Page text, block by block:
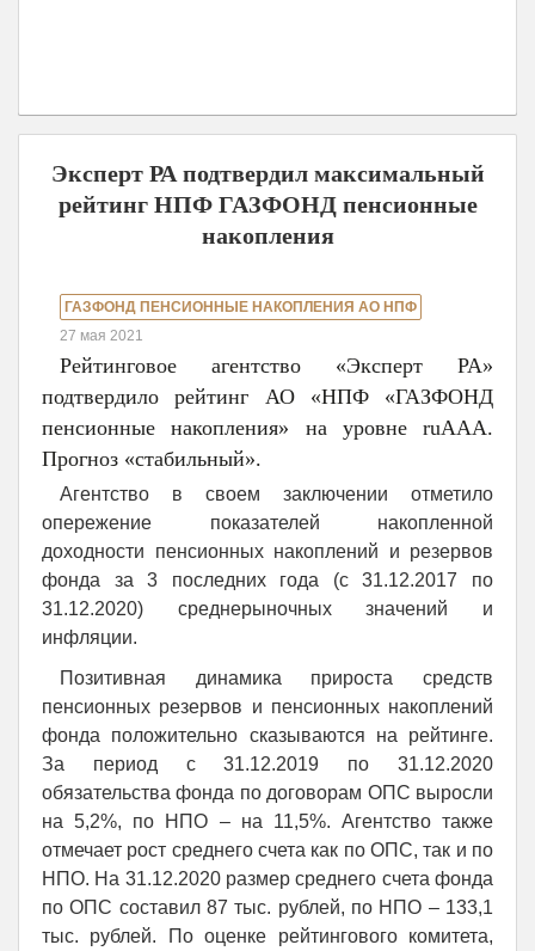
Эксперт РА подтвердил максимальный
рейтинг НПФ ГАЗФОНД пенсионные
накопления
ГАЗФОНД ПЕНСИОННЫЕ НАКОПЛЕНИЯ АО НПФ
27 мая 2021
Рейтинговое агентство «Эксперт РА»
подтвердило рейтинг АО «НПФ «ГАЗФОНД
пенсионные накопления» на уровне ruААА.
Прогноз «стабильный».
Агентство в своем заключении отметило
опережение показателей накопленной
доходности пенсионных накоплений и резервов
фонда за 3 последних года (с 31.12.2017 по
31.12.2020) среднерыночных значений и
инфляции.
Позитивная динамика прироста средств
пенсионных резервов и пенсионных накоплений
фонда положительно сказываются на рейтинге.
За период с 31.12.2019 по 31.12.2020
обязательства фонда по договорам ОПС выросли
на 5,2%, по НПО – на 11,5%. Агентство также
отмечает рост среднего счета как по ОПС, так и по
НПО. На 31.12.2020 размер среднего счета фонда
по ОПС составил 87 тыс. рублей, по НПО – 133,1
тыс. рублей. По оценке рейтингового комитета,